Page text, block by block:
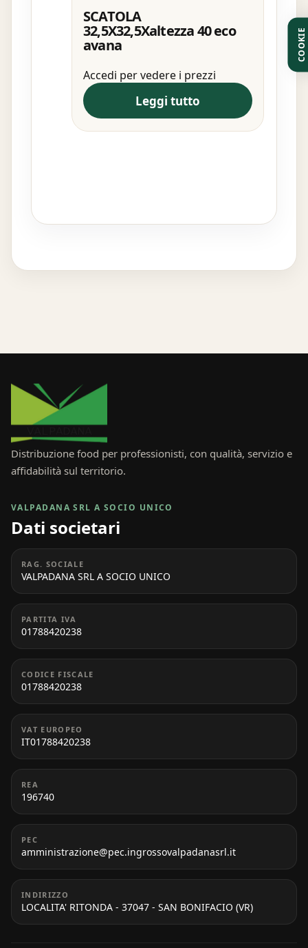
SCATOLA
32,5X32,5Xaltezza 40 eco
avana
Accedi per vedere i prezzi
Leggi tutto
Distribuzione food per professionisti, con qualità, servizio e
affidabilità sul territorio.
VALPADANA SRL A SOCIO UNICO
Dati societari
RAG. SOCIALE
VALPADANA SRL A SOCIO UNICO
PARTITA IVA
01788420238
CODICE FISCALE
01788420238
VAT EUROPEO
IT01788420238
REA
196740
PEC
amministrazione@pec.ingrossovalpadanasrl.it
INDIRIZZO
LOCALITA' RITONDA - 37047 - SAN BONIFACIO (VR)
COOKIE